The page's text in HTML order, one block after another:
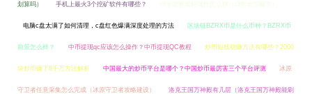
划算吗） 手机上最火3个挖矿软件有哪些？ cf手游斯威特属性怎么样（cf斯太尔威力）
电脑c盘太满了如何清理，c盘红色爆满深度处理的方法 区块链BZRX币是什么币种？BZRX币
前景怎么样？ 中币提现qc应该怎么操作？中币提现QC教程 炒币短线稳赚方法有哪些？2000
块炒币赚了8千万方法解析 中国最大的炒币平台是哪个？中国炒币最厉害三个平台评测 冰原
守卫者任意采集怎么完成（冰原守卫者攻略建设） 洛克王国万神殿有几层（洛克王国万神殿能刷